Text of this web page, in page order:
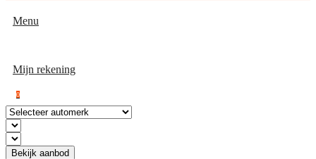
Menu
Mijn rekening
0
Bekijk aanbod